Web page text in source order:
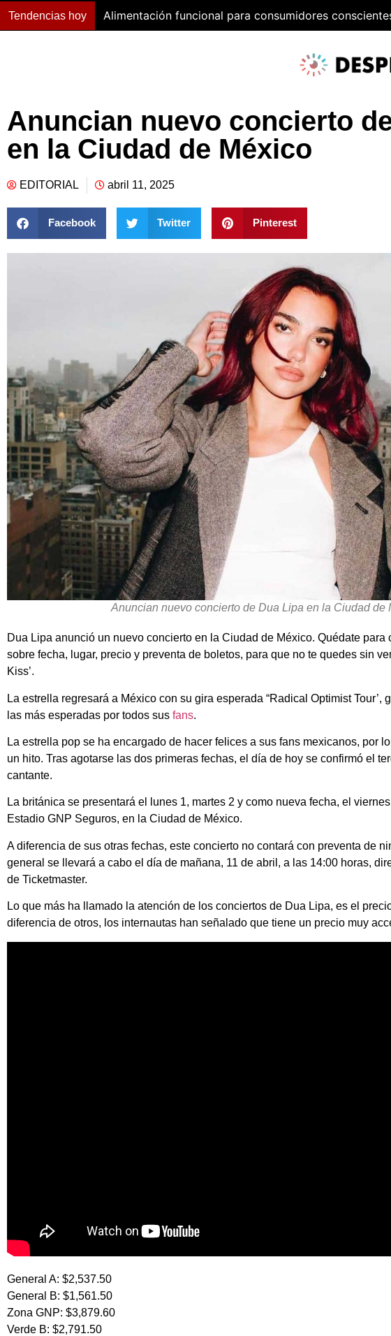
Tendencias hoy Alimentación funcional para consumidores
Anuncian nuevo concierto
en la Ciudad de México
EDITORIAL abril 11, 2025
Facebook Twitter Pinterest
Anuncian nuevo concierto de Dua Lipa en la Ciudad de
Dua Lipa anunció un nuevo concierto en la Ciudad de México. Quédate para
sobre fecha, lugar, precio y preventa de boletos, para que no te quedes sin
Kiss’.
La estrella regresará a México con su gira esperada “Radical Optimist Tour’,
las más esperadas por todos sus fans.
La estrella pop se ha encargado de hacer felices a sus fans mexicanos, por
un hito. Tras agotarse las dos primeras fechas, el día de hoy se confirmó el
cantante.
La británica se presentará el lunes 1, martes 2 y como nueva fecha, el
Estadio GNP Seguros, en la Ciudad de México.
A diferencia de sus otras fechas, este concierto no contará con preventa de
general se llevará a cabo el día de mañana, 11 de abril, a las 14:00 horas,
de Ticketmaster.
Lo que más ha llamado la atención de los conciertos de Dua Lipa, es el
diferencia de otros, los internautas han señalado que tiene un precio muy
General A: $2,537.50
General B: $1,561.50
Zona GNP: $3,879.60
Verde B: $2,791.50